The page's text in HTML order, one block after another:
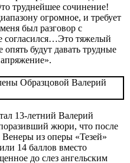
труднейшее сочинение!
огромное, и требует
был разговор с
согласился…Это тяжелый
будут давать трудные
13-летний Валерий
жюри, что после
из оперы «Тезей»
14 баллов вместо
до слез ангельским